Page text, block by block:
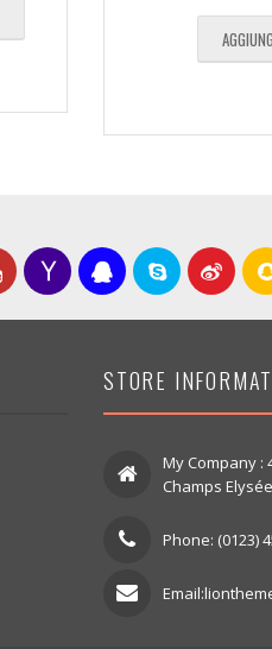
STORE
My Company :
Champs
Phone: (0123)